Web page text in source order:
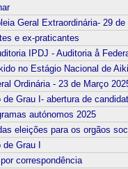
Geral Extraordinária- 29
e ex-praticantes
IPDJ - Auditoria å
no Estágio Nacional de
Ordinária - 23 de Março
Grau I- abertura de
autónomos 2025
eleições para os orgãos
de Grau I
correspondência